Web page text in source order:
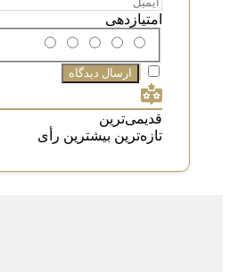
امتیازدهی
قدیمی‌ترین
تازه‌ترین بیشترین رأی